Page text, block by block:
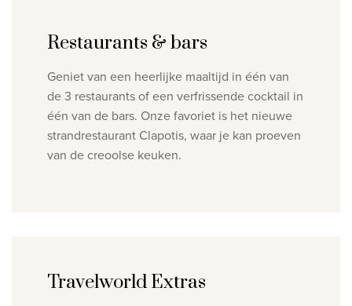
Restaurants & bars
Geniet van een heerlijke maaltijd in één van
de 3 restaurants of een verfrissende cocktail in
één van de bars. Onze favoriet is het nieuwe
strandrestaurant Clapotis, waar je kan proeven
van de creoolse keuken.
Travelworld Extras